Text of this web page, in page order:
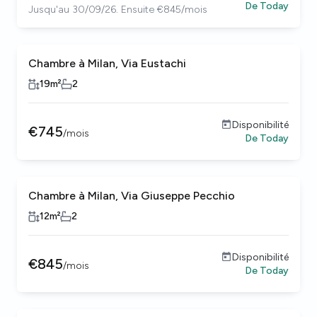
Jusqu'au 30/09/26. Ensuite €845/mois
De Today
Chambre à Milan, Via Eustachi
19m² 2
€745/mois
Disponibilité
De Today
Chambre à Milan, Via Giuseppe Pecchio
12m² 2
€845/mois
Disponibilité
De Today